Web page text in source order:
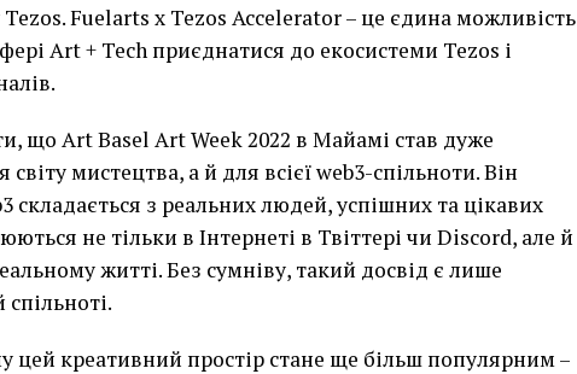
Fuelarts x Tezos Accelerator – це єдина можливість
Art + Tech приєднатися до екосистеми Tezos і
що Art Basel Art Week 2022 в Майамі став дуже
мистецтва, а й для всієї web3-спільноти. Він
складається з реальних людей, успішних та цікавих
не тільки в Інтернеті в Твіттері чи Discord, але й
житті. Без сумніву, такий досвід є лише
креативний простір стане ще більш популярним –